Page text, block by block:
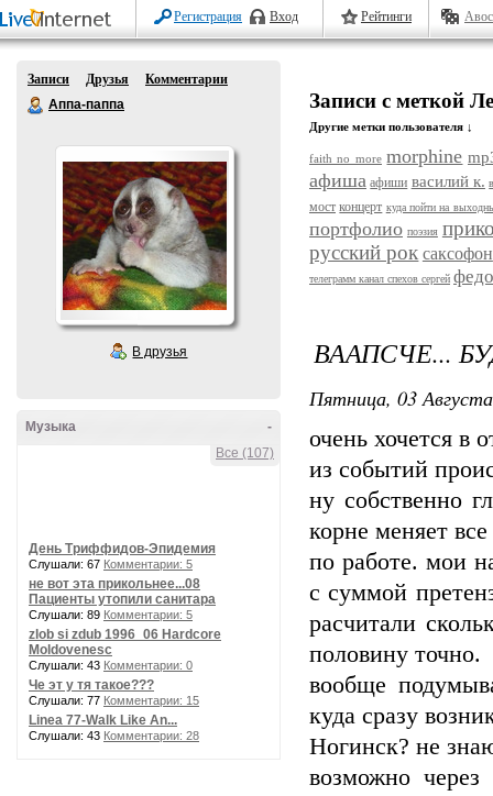
Регистрация Вход Рейтинги
Записи Друзья
Комментарии
Аппа-паппа
В друзья
-
Музыка
Все (107)
День Триффидов-Эпидемия
Слушали: 67 Комментарии: 5
не вот эта прикольнее...08
Пациенты утопили санитара
Слушали: 89 Комментарии: 5
zlob si zdub 1996_06 Hardcore
Moldovenesc
Слушали: 43 Комментарии: 0
Че эт у тя такое???
Слушали: 77 Комментарии: 15
Linea 77-Walk Like An...
Слушали: 43 Комментарии: 28
Записи с меткой
Другие метки пользователя ↓
faith no more morphine
афиша афиши василий к.
мост концерт куда пойти на
портфолио поэзия
русский рок саксофон
телеграмм канал спехов сергей
ВААПСЧЕ...
Пятница, 03
очень хочется
из событий
ну собственно
корне меняет
по работе. мои
с суммой
расчитали
половину точно.
вообще
куда сразу
Ногинск? не
возможно